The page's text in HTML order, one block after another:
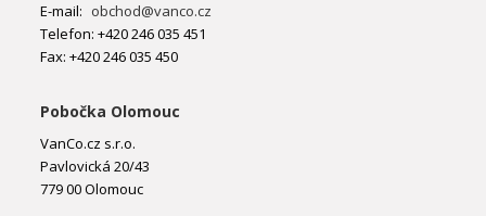
E-mail: obchod@vanco.cz
Telefon: +420 246 035 451
Fax: +420 246 035 450
Pobočka Olomouc
VanCo.cz s.r.o.
Pavlovická 20/43
779 00 Olomouc